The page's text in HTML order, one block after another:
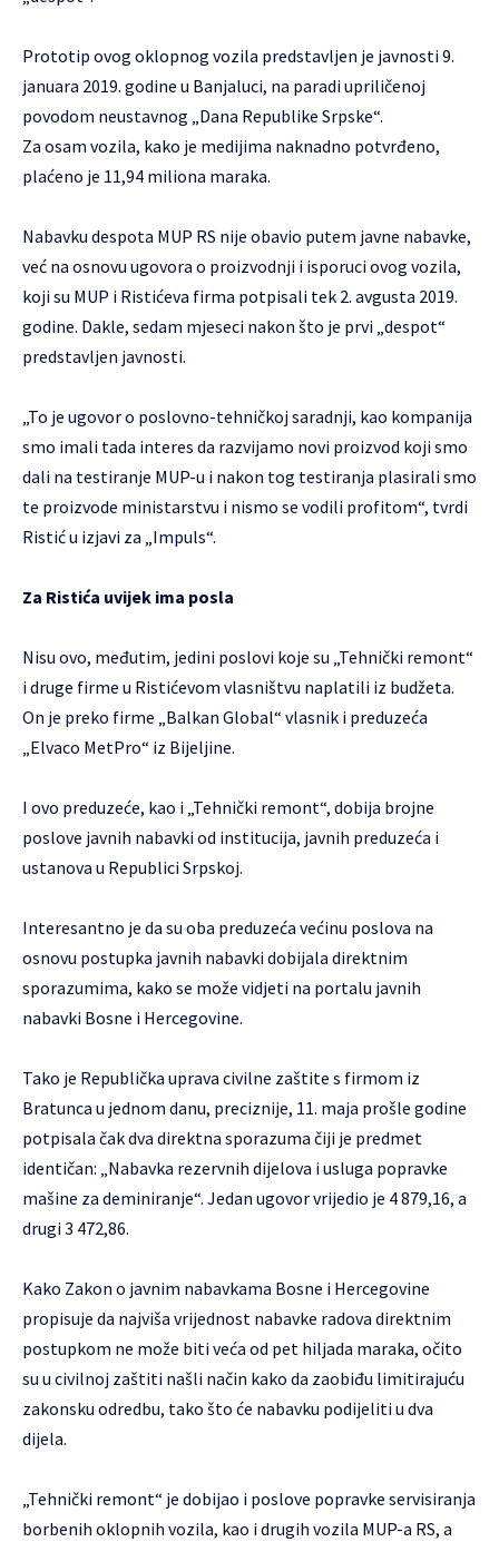
Prototip ovog oklopnog vozila predstavljen je javnosti 9.
januara 2019. godine u Banjaluci, na paradi upriličenoj
povodom neustavnog „Dana Republike Srpske“.
Za osam vozila, kako je medijima naknadno potvrđeno,
plaćeno je 11,94 miliona maraka.
Nabavku despota MUP RS nije obavio putem javne nabavke,
već na osnovu ugovora o proizvodnji i isporuci ovog vozila,
koji su MUP i Ristićeva firma potpisali tek 2. avgusta 2019.
godine. Dakle, sedam mjeseci nakon što je prvi „despot“
predstavljen javnosti.
„To je ugovor o poslovno-tehničkoj saradnji, kao kompanija
smo imali tada interes da razvijamo novi proizvod koji smo
dali na testiranje MUP-u i nakon tog testiranja plasirali smo
te proizvode ministarstvu i nismo se vodili profitom“, tvrdi
Ristić u izjavi za „Impuls“.
Za Ristića uvijek ima posla
Nisu ovo, međutim, jedini poslovi koje su „Tehnički remont“
i druge firme u Ristićevom vlasništvu naplatili iz budžeta.
On je preko firme „Balkan Global“ vlasnik i preduzeća
„Elvaco MetPro“ iz Bijeljine.
I ovo preduzeće, kao i „Tehnički remont“, dobija brojne
poslove javnih nabavki od institucija, javnih preduzeća i
ustanova u Republici Srpskoj.
Interesantno je da su oba preduzeća većinu poslova na
osnovu postupka javnih nabavki dobijala direktnim
sporazumima, kako se može vidjeti na portalu javnih
nabavki Bosne i Hercegovine.
Tako je Republička uprava civilne zaštite s firmom iz
Bratunca u jednom danu, preciznije, 11. maja prošle godine
potpisala čak dva direktna sporazuma čiji je predmet
identičan: „Nabavka rezervnih dijelova i usluga popravke
mašine za deminiranje“. Jedan ugovor vrijedio je 4 879,16, a
drugi 3 472,86.
Kako Zakon o javnim nabavkama Bosne i Hercegovine
propisuje da najviša vrijednost nabavke radova direktnim
postupkom ne može biti veća od pet hiljada maraka, očito
su u civilnoj zaštiti našli način kako da zaobiđu limitirajuću
zakonsku odredbu, tako što će nabavku podijeliti u dva
dijela.
„Tehnički remont“ je dobijao i poslove popravke servisiranja
borbenih oklopnih vozila, kao i drugih vozila MUP-a RS, a